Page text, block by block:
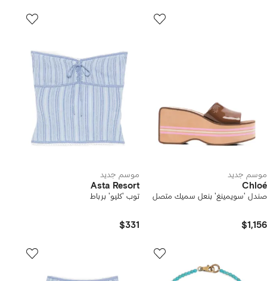
موسم جديد
Chloé
صندل 'سويمينغ' بنعل سميك متصل
$1,156
موسم جديد
Asta Resort
توب 'كليو' برباط
$331